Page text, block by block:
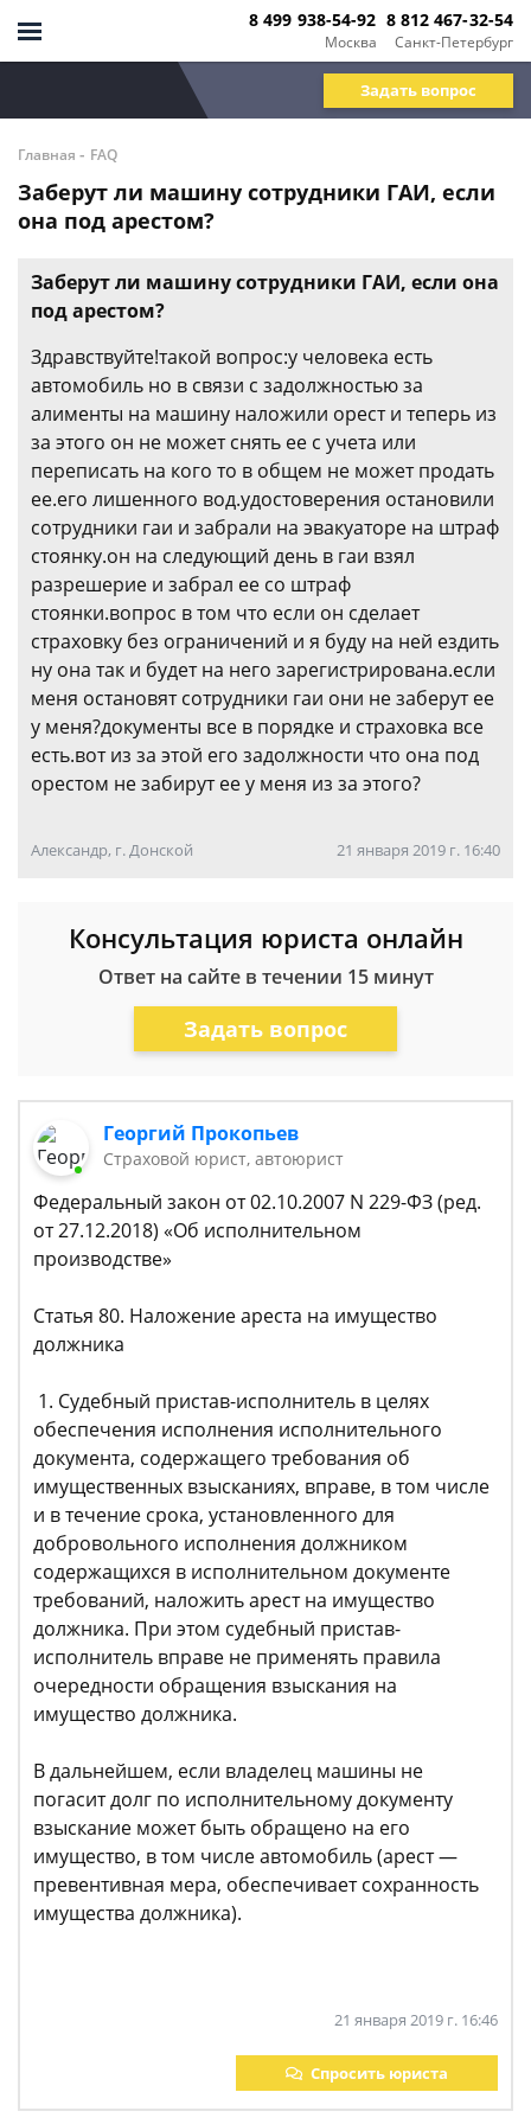
Москва
8 499 938-54-92
Санкт-Петербург
8 812 467-32-54
Задать вопрос
Главная - FAQ
Заберут ли машину сотрудники ГАИ, если
она под арестом?
Заберут ли машину сотрудники ГАИ, если она
под арестом?
Здравствуйте!такой вопрос:у человека есть
автомобиль но в связи с задолжностью за
алименты на машину наложили орест и теперь из
за этого он не может снять ее с учета или
переписать на кого то в общем не может продать
ее.его лишенного вод.удостоверения остановили
сотрудники гаи и забрали на эвакуаторе на штраф
стоянку.он на следующий день в гаи взял
разрешерие и забрал ее со штраф
стоянки.вопрос в том что если он сделает
страховку без ограничений и я буду на ней ездить
ну она так и будет на него зарегистрирована.если
меня остановят сотрудники гаи они не заберут ее
у меня?документы все в порядке и страховка все
есть.вот из за этой его задолжности что она под
орестом не забирут ее у меня из за этого?
Александр, г. Донской 21 января 2019 г. 16:40
Консультация юриста онлайн
Ответ на сайте в течении 15 минут
Задать вопрос
Георгий Прокопьев
Страховой юрист, автоюрист
Федеральный закон от 02.10.2007 N 229-ФЗ (ред.
от 27.12.2018) «Об исполнительном
производстве»
Статья 80. Наложение ареста на имущество
должника
1. Судебный пристав-исполнитель в целях
обеспечения исполнения исполнительного
документа, содержащего требования об
имущественных взысканиях, вправе, в том числе
и в течение срока, установленного для
добровольного исполнения должником
содержащихся в исполнительном документе
требований, наложить арест на имущество
должника. При этом судебный пристав-
исполнитель вправе не применять правила
очередности обращения взыскания на
имущество должника.
В дальнейшем, если владелец машины не
погасит долг по исполнительному документу
взыскание может быть обращено на его
имущество, в том числе автомобиль (арест —
превентивная мера, обеспечивает сохранность
имущества должника).
21 января 2019 г. 16:46
Спросить юриста